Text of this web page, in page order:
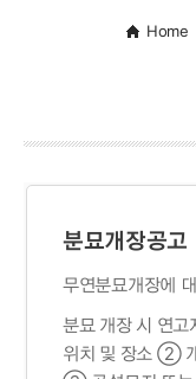
Home
분묘개장공고
무연분묘개장에
분묘 개장 시 연
위치 및 장소 ②